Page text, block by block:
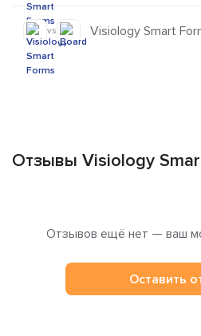
vs Visiology Smart
Отзывы Visiology
Отзывов ещё нет — ваш
Оставить